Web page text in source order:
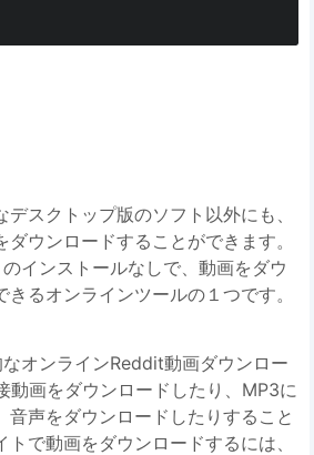
スクトップ版のソフト以外にも、
ウンロードすることができます。
インストールなしで、動画をダウ
るオンラインツールの１つです。
オンラインReddit動画ダウンロー
動画をダウンロードしたり、MP3に
音声をダウンロードしたりすること
で動画をダウンロードするには、